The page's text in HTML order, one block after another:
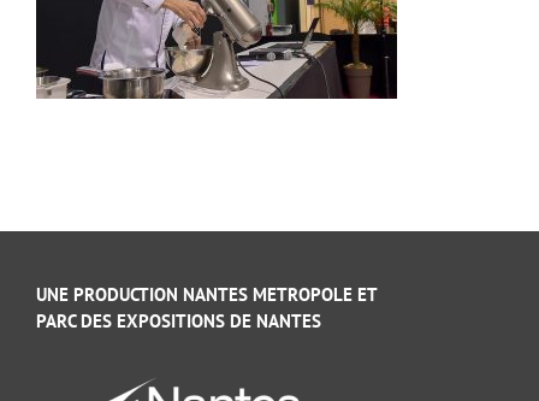
UNE PRODUCTION NANTES METROPOLE ET
PARC DES EXPOSITIONS DE NANTES